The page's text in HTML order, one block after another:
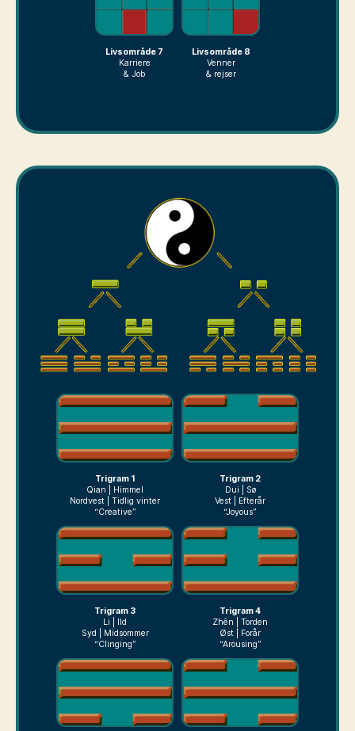
Livsområde 7
Karriere
& Job
Livsområde 8
Venner
& rejser
Trigram 1
Qian | Himmel
Nordvest | Tidlig vinter
“Creative”
Trigram 2
Dui | Sø
Vest | Efterår
“Joyous”
Trigram 3
Li | Ild
Syd | Midsommer
“Clinging”
Trigram 4
Zhên | Torden
Øst | Forår
“Arousing”